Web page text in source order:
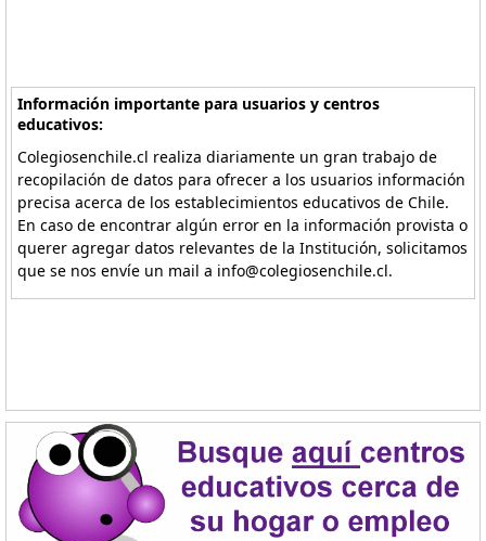
Información importante para usuarios y centros
educativos:
Colegiosenchile.cl realiza diariamente un gran trabajo de
recopilación de datos para ofrecer a los usuarios información
precisa acerca de los establecimientos educativos de Chile.
En caso de encontrar algún error en la información provista o
querer agregar datos relevantes de la Institución, solicitamos
que se nos envíe un mail a info@colegiosenchile.cl.